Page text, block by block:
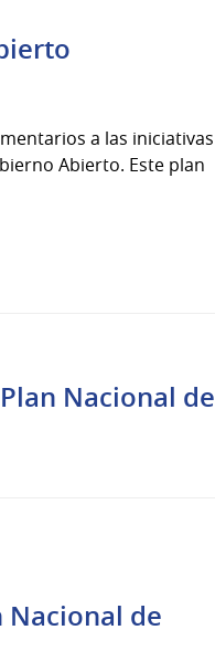
a las iniciativas
Abierto. Este plan
Nacional de
Nacional de